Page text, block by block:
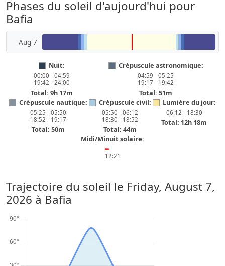
Phases du soleil d'aujourd'hui pour
Bafia
Aug 7
Nuit:
00:00 - 04:59
19:42 - 24:00
Total: 9h 17m
Crépuscule astronomique:
04:59 - 05:25
19:17 - 19:42
Total: 51m
Crépuscule nautique:
05:25 - 05:50
18:52 - 19:17
Total: 50m
Crépuscule civil:
05:50 - 06:12
18:30 - 18:52
Total: 44m
Lumière du jour:
06:12 - 18:30
Total: 12h 18m
Midi/Minuit solaire:
━
12:21
Trajectoire du soleil le Friday, August 7,
2026 à Bafia